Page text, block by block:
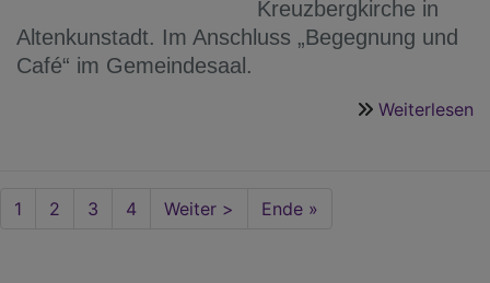
Kreuzbergkirche in
Altenkunstadt. Im Anschluss „Begegnung und
Café“ im Gemeindesaal.
Weiterlesen
Seitennummerierung
Aktuelle
1 Seite
2 Seite
3 Seite
4
Nächste
Weiter >
Last
Ende »